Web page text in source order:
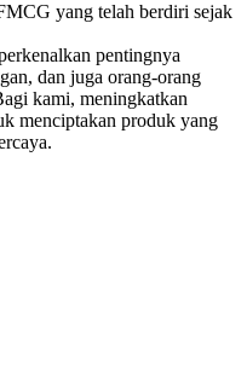
yang telah berdiri sejak
pentingnya
dan juga orang-orang
kami, meningkatkan
menciptakan produk yang